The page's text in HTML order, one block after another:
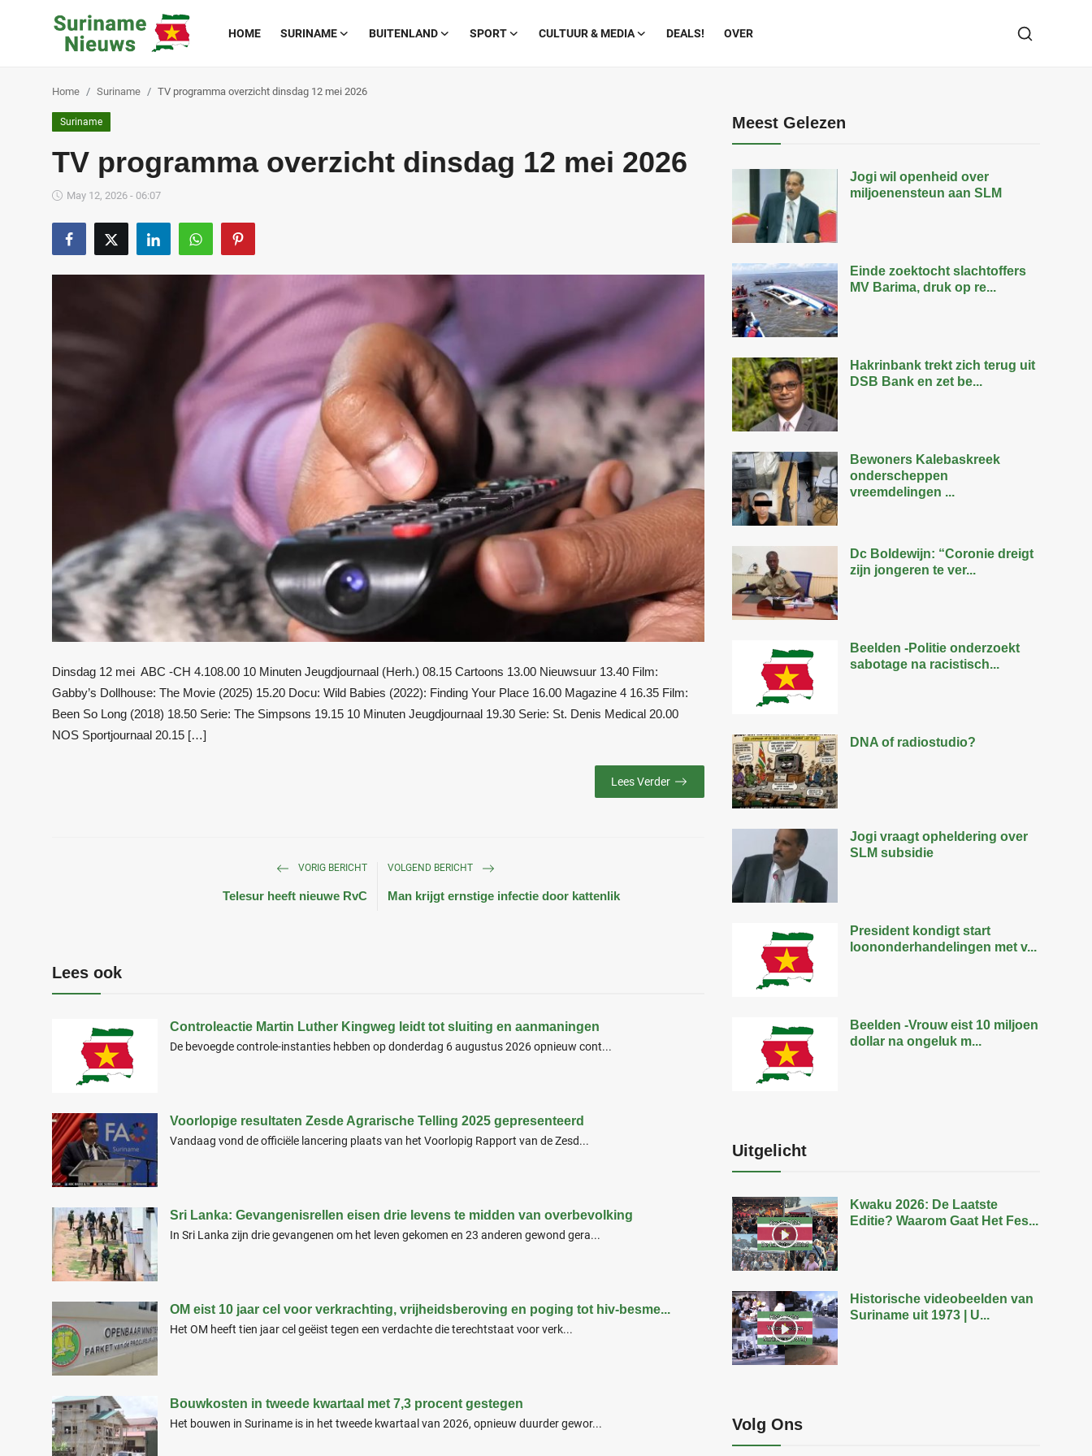
HOME SURINAME BUITENLAND SPORT CULTUUR & MEDIA DEALS! OVER
Buitenland
Cultuur & Media
Home Suriname TV programma overzicht dinsdag 12 mei 2026
Suriname
TV programma overzicht dinsdag 12 mei 2026
May 12, 2026 - 06:07
Dinsdag 12 mei ABC -CH 4.108.00 10 Minuten Jeugdjournaal (Herh.) 08.15 Cartoons 13.00 Nieuwsuur 13.40 Film:
Gabby’s Dollhouse: The Movie (2025) 15.20 Docu: Wild Babies (2022): Finding Your Place 16.00 Magazine 4 16.35 Film:
Been So Long (2018) 18.50 Serie: The Simpsons 19.15 10 Minuten Jeugdjournaal 19.30 Serie: St. Denis Medical 20.00
NOS Sportjournaal 20.15 […]
Lees Verder
VORIG BERICHT
Telesur heeft nieuwe RvC
VOLGEND BERICHT
Man krijgt ernstige infectie door kattenlik
Lees ook
Controleactie Martin Luther Kingweg leidt tot sluiting en aanmaningen
De bevoegde controle-instanties hebben op donderdag 6 augustus 2026 opnieuw cont...
Voorlopige resultaten Zesde Agrarische Telling 2025 gepresenteerd
Vandaag vond de officiële lancering plaats van het Voorlopig Rapport van de Zesd...
Sri Lanka: Gevangenisrellen eisen drie levens te midden van overbevolking
In Sri Lanka zijn drie gevangenen om het leven gekomen en 23 anderen gewond gera...
OM eist 10 jaar cel voor verkrachting, vrijheidsberoving en poging tot hiv-besme...
Het OM heeft tien jaar cel geëist tegen een verdachte die terechtstaat voor verk...
Bouwkosten in tweede kwartaal met 7,3 procent gestegen
Het bouwen in Suriname is in het tweede kwartaal van 2026, opnieuw duurder gewor...
Meest Gelezen
Jogi wil openheid over
miljoenensteun aan SLM
Einde zoektocht slachtoffers
MV Barima, druk op re...
Hakrinbank trekt zich terug uit
DSB Bank en zet be...
Bewoners Kalebaskreek
onderscheppen
vreemdelingen ...
Dc Boldewijn: “Coronie dreigt
zijn jongeren te ver...
Beelden -Politie onderzoekt
sabotage na racistisch...
DNA of radiostudio?
Jogi vraagt opheldering over
SLM subsidie
President kondigt start
loononderhandelingen met v...
Beelden -Vrouw eist 10 miljoen
dollar na ongeluk m...
Uitgelicht
Kwaku 2026: De Laatste
Editie? Waarom Gaat Het Fes...
Historische videobeelden van
Suriname uit 1973 | U...
Volg Ons